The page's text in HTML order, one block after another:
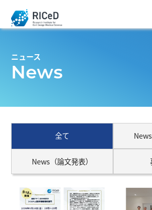
ニュース
News
全て
News（論文発表）